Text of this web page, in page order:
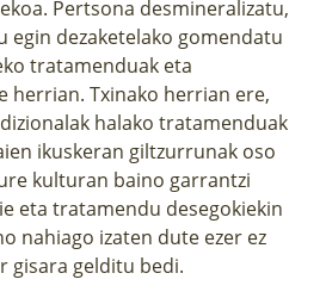
Pertsona desmineralizatu,
egin dezaketelako gomendatu
tratamenduak eta
herrian. Txinako herrian ere,
halako tratamenduak
ikuskeran giltzurrunak oso
kulturan baino garrantzi
eta tratamendu desegokiekin
nahiago izaten dute ezer ez
gisara gelditu bedi.